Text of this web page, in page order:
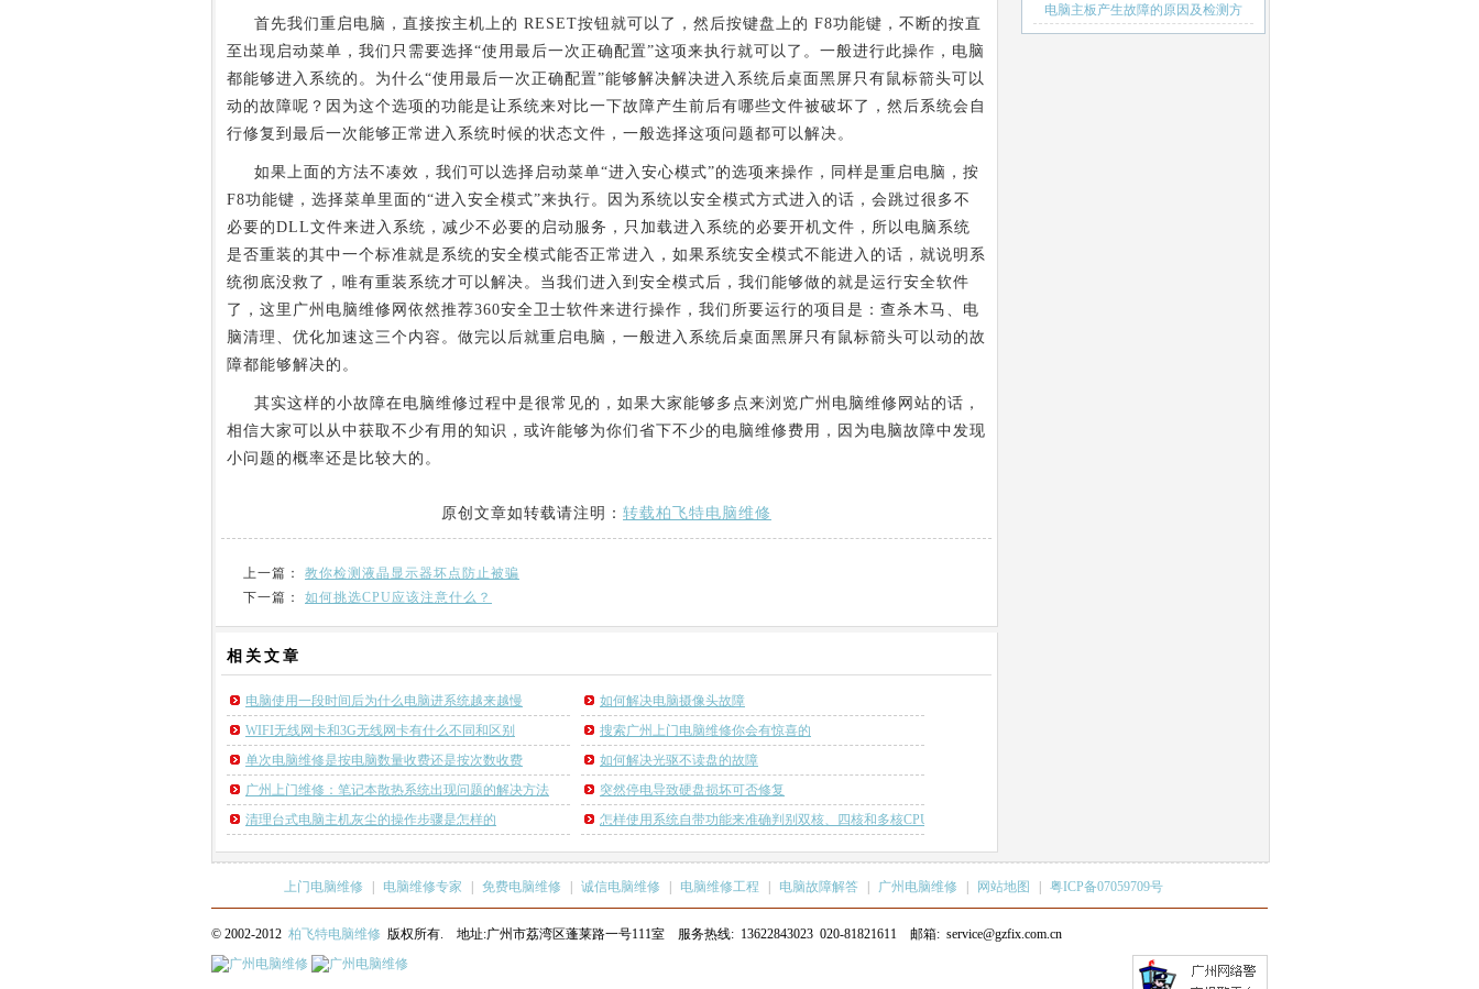
首先我们重启电脑，直接按主机上的 RESET按钮就可以了，然后按键盘上的 F8功能键，不断的按直
至出现启动菜单，我们只需要选择“使用最后一次正确配置”这项来执行就可以了。一般进行此操作，电脑
都能够进入系统的。为什么“使用最后一次正确配置”能够解决解决进入系统后桌面黑屏只有鼠标箭头可以
动的故障呢？因为这个选项的功能是让系统来对比一下故障产生前后有哪些文件被破坏了，然后系统会自
行修复到最后一次能够正常进入系统时候的状态文件，一般选择这项问题都可以解决。
如果上面的方法不凑效，我们可以选择启动菜单“进入安心模式”的选项来操作，同样是重启电脑，按
F8功能键，选择菜单里面的“进入安全模式”来执行。因为系统以安全模式方式进入的话，会跳过很多不
必要的DLL文件来进入系统，减少不必要的启动服务，只加载进入系统的必要开机文件，所以电脑系统
是否重装的其中一个标准就是系统的安全模式能否正常进入，如果系统安全模式不能进入的话，就说明系
统彻底没救了，唯有重装系统才可以解决。当我们进入到安全模式后，我们能够做的就是运行安全软件
了，这里广州电脑维修网依然推荐360安全卫士软件来进行操作，我们所要运行的项目是：查杀木马、电
脑清理、优化加速这三个内容。做完以后就重启电脑，一般进入系统后桌面黑屏只有鼠标箭头可以动的故
障都能够解决的。
其实这样的小故障在电脑维修过程中是很常见的，如果大家能够多点来浏览广州电脑维修网站的话，
相信大家可以从中获取不少有用的知识，或许能够为你们省下不少的电脑维修费用，因为电脑故障中发现
小问题的概率还是比较大的。
原创文章如转载请注明： 转载柏飞特电脑维修
上一篇： 教你检测液晶显示器坏点防止被骗
下一篇： 如何挑选CPU应该注意什么？
相关 文章
电脑使用一段时间后为什么电脑进系统越来越慢
如何解决电脑摄像头故障
WIFI无线网卡和3G无线网卡有什么不同和区别
搜索广州上门电脑维修你会有惊喜的
单次电脑维修是按电脑数量收费还是按次数收费
如何解决光驱不读盘的故障
广州上门维修：笔记本散热系统出现问题的解决方法
突然停电导致硬盘损坏可否修复
清理台式电脑主机灰尘的操作步骤是怎样的
怎样使用系统自带功能来准确判别双核、四核和多核CPU的真实性
侵我国
电脑主板产生故障的原因及检测方
法
上门电脑维修 电脑维修专家 免费电脑维修 诚信电脑维修 电脑维修工程 电脑故障解答 广州电脑维修 网站地图 粤ICP备07059709号
© 2002-2012 柏飞特电脑维修 版权所有. 地址:广州市荔湾区蓬莱路一号111室 服务热线: 13622843023 020-81821611 邮箱: service@gzfix.com.cn